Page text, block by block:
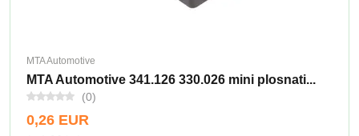
MTA Automotive
MTA Automotive 341.126 330.026 mini plosnati...
(0)
0,26 EUR